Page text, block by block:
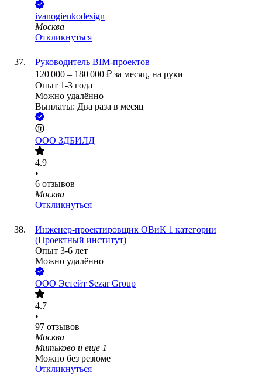
ivanogienkodesign
Москва
Откликнуться
Руководитель BIM-проектов
120 000 – 180 000 ₽ за месяц, на руки
Опыт 1-3 года
Можно удалённо
Выплаты: Два раза в месяц
ООО 3ДБИЛД
4.9
•
6 отзывов
Москва
Откликнуться
Инженер-проектировщик ОВиК 1 категории
(Проектный институт)
Опыт 3-6 лет
Можно удалённо
ООО Эстейт Sezar Group
4.7
•
97 отзывов
Москва
Митьково и еще 1
Можно без резюме
Откликнуться